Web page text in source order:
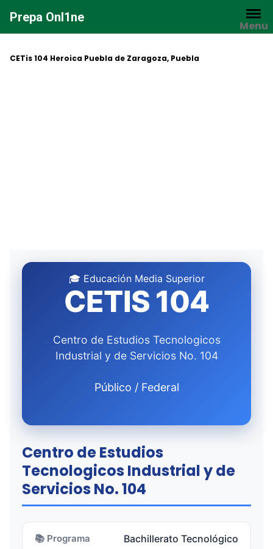
contenido
Prepa Onl1ne
Menu
CETis 104 Heroica Puebla de Zaragoza, Puebla
🎓 Educación Media Superior
CETIS 104
Centro de Estudios Tecnologicos
Industrial y de Servicios No. 104
Público / Federal
Centro de Estudios
Tecnologicos Industrial y de
Servicios No. 104
📚 Programa Bachillerato Tecnológico